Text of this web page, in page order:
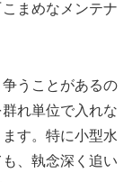
まめなメンテナ
うことがあるの
れ単位で入れな
す。特に小型水
、執念深く追い